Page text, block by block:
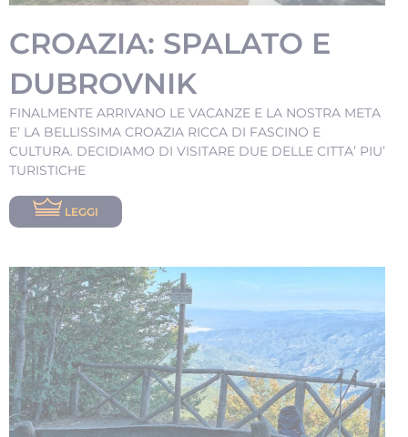
CROAZIA: SPALATO E
DUBROVNIK
FINALMENTE ARRIVANO LE VACANZE E LA NOSTRA META
E’ LA BELLISSIMA CROAZIA RICCA DI FASCINO E
CULTURA. DECIDIAMO DI VISITARE DUE DELLE CITTA’ PIU’
TURISTICHE
LEGGI